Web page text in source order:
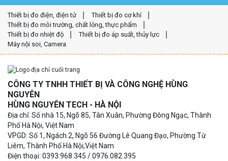
Thiết bị đo điện, điện tử
Thiết bị đo cơ khí
Thiết bị đo môi trường, chất lỏng, thực phẩm
Thiết bị đo nhiệt độ
Thiết bị đo áp suất, thủy lực
Máy nội soi, Camera
CÔNG TY TNHH THIẾT BỊ VÀ CÔNG NGHỆ HÙNG
NGUYÊN
HÙNG NGUYÊN TECH - HÀ NỘI
Địa chỉ: Số nhà 15, Ngõ 85, Tân Xuân, Phường Đông Ngạc, Thành
Phố Hà Nội, Việt Nam
VPGD: Số 1, Ngách 2, Ngõ 56 Đường Lê Quang Đạo, Phường Từ
Liêm, Thành Phố Hà Nội,Việt Nam
Điện thoại: 0393.968.345 / 0976.082.395